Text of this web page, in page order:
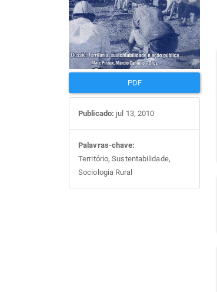
artigos
PDF
Publicado: jul 13, 2010
Palavras-chave:
Território, Sustentabilidade,
Sociologia Rural